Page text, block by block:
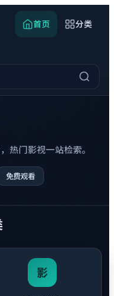
首页 分类
热门影视一站检索。
免费观看
影